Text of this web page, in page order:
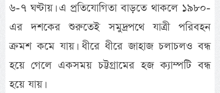
৬-৭ ঘণ্টায়। এ প্রতিযোগিতা বাড়তে থাকলে ১৯৮০-
এর দশকের শুরুতেই সমুদ্রপথে যাত্রী পরিবহন
ক্রমশ কমে যায়। ধীরে ধীরে জাহাজ চলাচলও বন্ধ
হয়ে গেলে একসময় চট্টগ্রামের হজ ক্যাম্পটি বন্ধ
হয়ে যায়।